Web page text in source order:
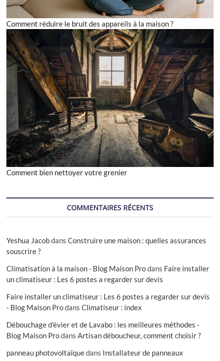
Comment réduire le bruit des appareils à la maison ?
Comment bien nettoyer votre grenier
COMMENTAIRES RÉCENTS
Yeshua JacobdansConstruire une maison : quelles assurances
souscrire ?
Climatisation à la maison - Blog Maison Prodans Faire installer
un climatiseur : Les 6 postes a regarder sur devis
Faire installer un climatiseur : Les 6 postes a regarder sur devis
- Blog Maison ProdansClimatiseur : index
Débouchage d’évier et de Lavabo : les meilleures méthodes -
Blog Maison ProdansArtisan déboucheur, comment choisir ?
panneau photovoltaïquedans Installateur de panneaux